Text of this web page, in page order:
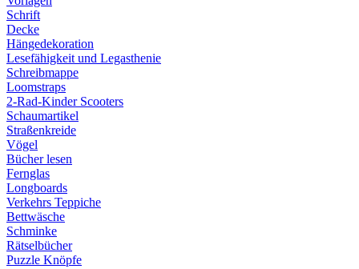
Schrift
Decke
Hängedekoration
Lesefähigkeit und Legasthenie
Schreibmappe
Loomstraps
2-Rad-Kinder Scooters
Schaumartikel
Straßenkreide
Vögel
Bücher lesen
Fernglas
Longboards
Verkehrs Teppiche
Bettwäsche
Schminke
Rätselbücher
Puzzle Knöpfe